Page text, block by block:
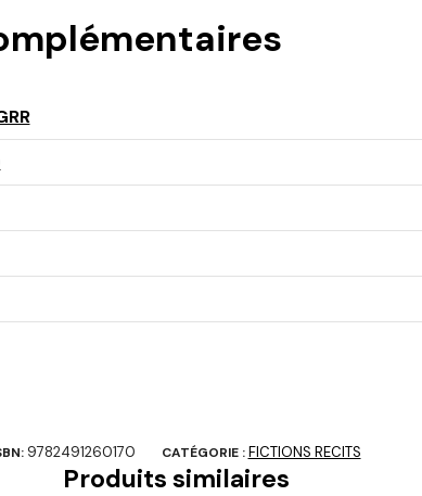
9782491260170 CATÉGORIE :FICTIONS RECITS
Produits similaires